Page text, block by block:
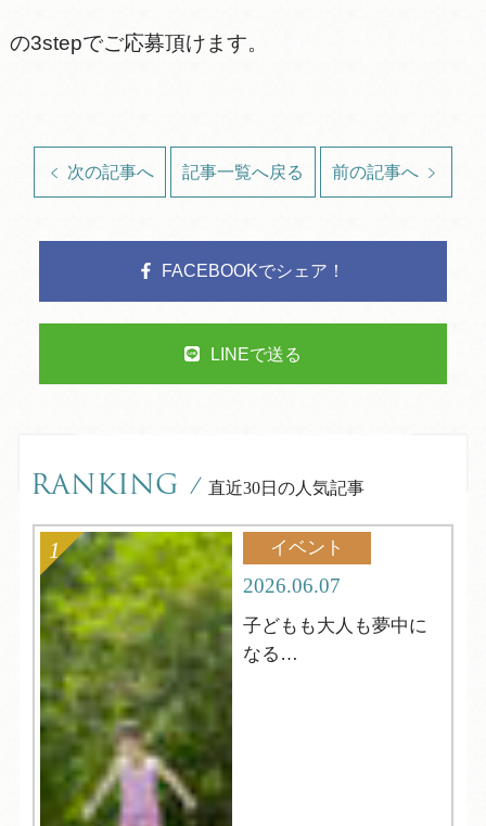
の3stepでご応募頂けます。
次の記事へ 記事一覧へ戻る 前の記事へ
FACEBOOKでシェア！
LINEで送る
RANKING / 直近30日の人気記事
イベント
2026.06.07
子どもも大人も夢中に
なる